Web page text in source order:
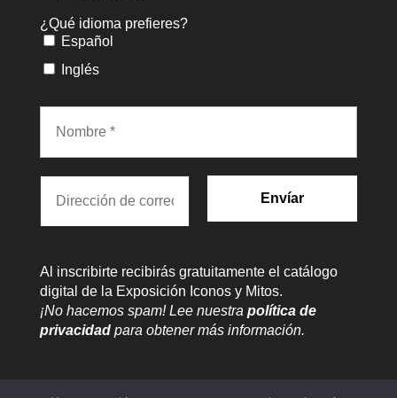
¿Qué idioma prefieres?
Español
Inglés
Al inscribirte recibirás gratuitamente el catálogo
digital de la Exposición Iconos y Mitos.
¡No hacemos spam! Lee nuestra política de
privacidadpara obtener más información.